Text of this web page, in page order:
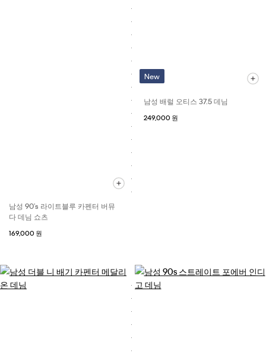
남성 90's 라이트블루 카펜터 버뮤
다 데님 쇼츠
169,000 원
New
남성 배럴 오티스 37.5 데님
249,000 원